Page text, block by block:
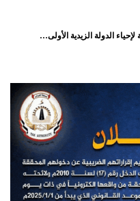
الدولة الزيدية الأولى…